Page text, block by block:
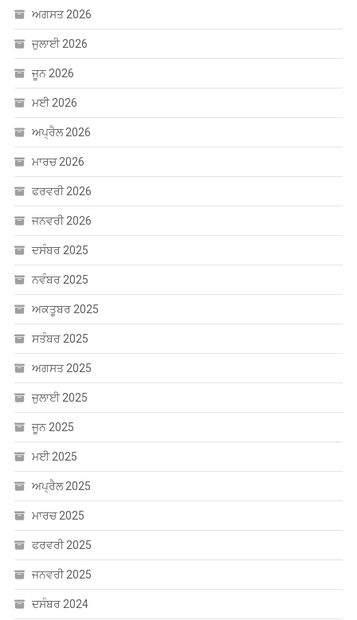
ਅਗਸਤ 2026
ਜੁਲਾਈ 2026
ਜੂਨ 2026
ਮਈ 2026
ਅਪ੍ਰੈਲ 2026
ਮਾਰਚ 2026
ਫਰਵਰੀ 2026
ਜਨਵਰੀ 2026
ਦਸੰਬਰ 2025
ਨਵੰਬਰ 2025
ਅਕਤੂਬਰ 2025
ਸਤੰਬਰ 2025
ਅਗਸਤ 2025
ਜੁਲਾਈ 2025
ਜੂਨ 2025
ਮਈ 2025
ਅਪ੍ਰੈਲ 2025
ਮਾਰਚ 2025
ਫਰਵਰੀ 2025
ਜਨਵਰੀ 2025
ਦਸੰਬਰ 2024